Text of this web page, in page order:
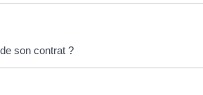
son contrat ?